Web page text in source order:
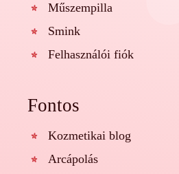
Műszempilla
Smink
Felhasználói fiók
Fontos
Kozmetikai blog
Arcápolás